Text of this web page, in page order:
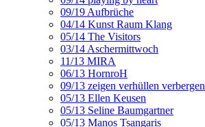
09/19 Aufbrüche
04/14 Kunst Raum Klang
05/14 The Visitors
03/14 Aschermittwoch
11/13 MIRA
06/13 HornroH
09/13 zeigen verhüllen verbergen
05/13 Ellen Keusen
05/13 Seline Baumgartner
05/13 Manos Tsangaris